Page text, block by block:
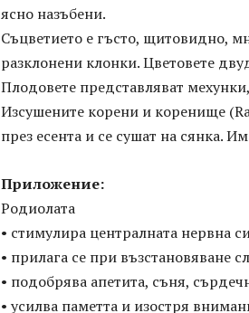
ясно назъбени.
Съцветието е гъсто, щитовидно,
разклонени клонки. Цветовете
Плодовете представляват
Изсушените корени и коренище
през есента и се сушат на сянка.
Приложение:
Родиолата
• стимулира централната нервна
• прилага се при възстановяване
• подобрява апетита, съня,
• усилва паметта и изостря